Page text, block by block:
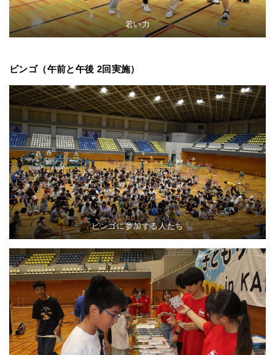
若い力
ビンゴ（午前と午後 2回実施）
ビンゴに参加する人たち